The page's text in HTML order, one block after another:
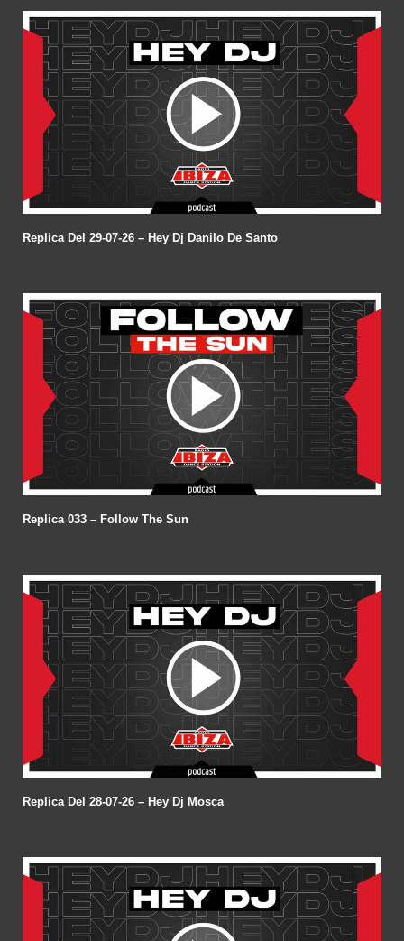
Replica Del 29-07-26 – Hey Dj Danilo De Santo
Replica 033 – Follow The Sun
Replica Del 28-07-26 – Hey Dj Mosca